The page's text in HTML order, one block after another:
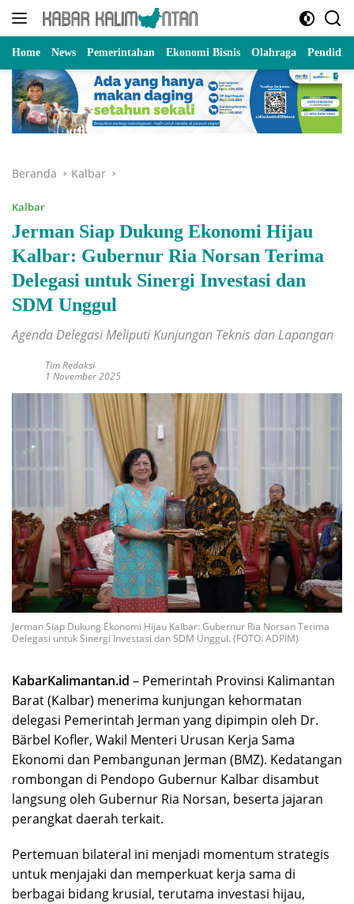
Langsung
Home News Pemerintahan Ekonomi Bisnis Olahraga
Beranda Kalbar
Kalbar
Jerman Siap Dukung Ekonomi Hijau
Kalbar: Gubernur Ria Norsan Terima
Delegasi untuk Sinergi Investasi dan
SDM Unggul
Agenda Delegasi Meliputi Kunjungan Teknis dan Lapangan
Tim Redaksi
1 November 2025
Jerman Siap Dukung Ekonomi Hijau Kalbar: Gubernur Ria Norsan Terima
Delegasi untuk Sinergi Investasi dan SDM Unggul. (FOTO: ADPIM)
KabarKalimantan.id – Pemerintah Provinsi Kalimantan
Barat (Kalbar) menerima kunjungan kehormatan
delegasi Pemerintah Jerman yang dipimpin oleh Dr.
Bärbel Kofler, Wakil Menteri Urusan Kerja Sama
Ekonomi dan Pembangunan Jerman (BMZ). Kedatangan
rombongan di Pendopo Gubernur Kalbar disambut
langsung oleh Gubernur Ria Norsan, beserta jajaran
perangkat daerah terkait.
Pertemuan bilateral ini menjadi momentum strategis
untuk menjajaki dan memperkuat kerja sama di
berbagai bidang krusial, terutama investasi hijau,